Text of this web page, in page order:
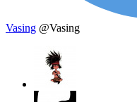
Vasing @Vasing